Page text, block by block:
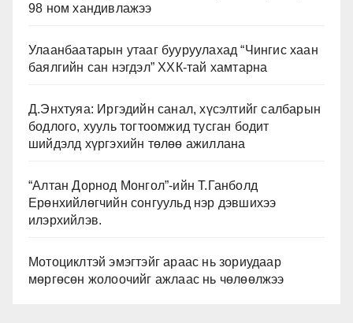
98 ном хандивлажээ
Улаанбаатарын утааг бууруулахад “Чингис хаан
баялгийн сан нэгдэл” ХХК-тай хамтарна
Д.Энхтуяа: Иргэдийн санал, хүсэлтийг салбарын
бодлого, хууль тогтоомжид тусган бодит
шийдэлд хүргэхийн төлөө ажиллана
“Алтан Дорнод Монгол”-ийн Т.Ганболд
Ерөнхийлөгчийн сонгуульд нэр дэвшихээ
илэрхийлэв.
Мотоциклтэй эмэгтэйг араас нь зориудаар
мөргөсөн жолоочийг ажлаас нь чөлөөлжээ